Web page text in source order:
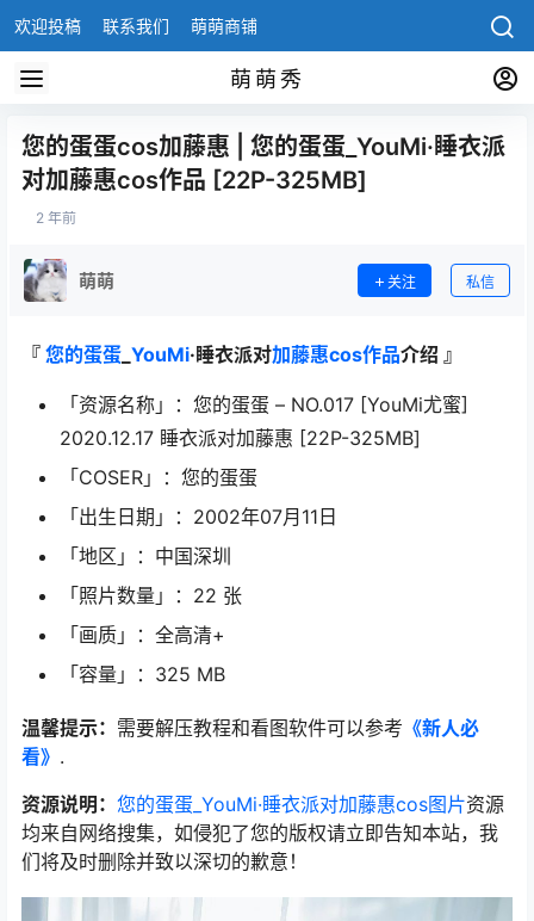
欢迎投稿 联系我们 萌萌商铺
萌萌秀
您的蛋蛋cos加藤惠 | 您的蛋蛋_YouMi·睡衣派
对加藤惠cos作品 [22P-325MB]
2 年前
萌萌 关注 私信
『 您的蛋蛋 YouMi·睡衣派对加藤惠cos作品介绍 』
「资源名称」：您的蛋蛋 – NO.017 [YouMi尤蜜]
2020.12.17 睡衣派对加藤惠 [22P-325MB]
「COSER」：您的蛋蛋
「出生日期」：2002年07月11日
「地区」：中国深圳
「照片数量」：22 张
「画质」：全高清+
「容量」：325 MB
温馨提示： 需要解压教程和看图软件可以参考 《新人必
看》 .
资源说明： 您的蛋蛋_YouMi·睡衣派对加藤惠cos图片资源
均来自网络搜集，如侵犯了您的版权请立即告知本站，我
们将及时删除并致以深切的歉意！